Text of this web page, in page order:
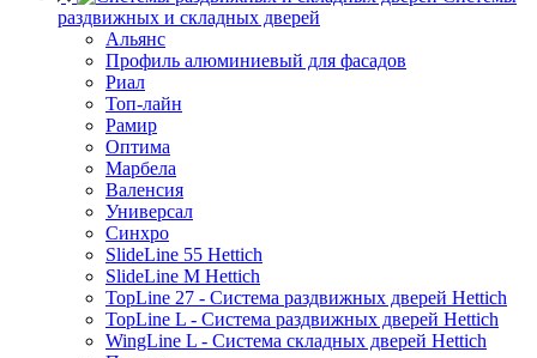
раздвижных и складных дверей
Альянс
Профиль алюминиевый для фасадов
Риал
Топ-лайн
Рамир
Оптима
Марбела
Валенсия
Универсал
Синхро
SlideLine 55 Hettich
SlideLine M Hettich
TopLine 27 - Система раздвижных дверей Hettich
TopLine L - Система раздвижных дверей Hettich
WingLine L - Система складных дверей Hettich